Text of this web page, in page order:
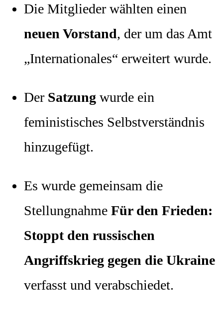
Die Mitglieder wählten einen
neuen Vorstand, der um das Amt
„Internationales“ erweitert wurde.
Der Satzung wurde ein
feministisches Selbstverständnis
hinzugefügt.
Es wurde gemeinsam die
Stellungnahme Für den Frieden:
Stoppt den russischen
Angriffskrieg gegen die Ukraine
verfasst und verabschiedet.